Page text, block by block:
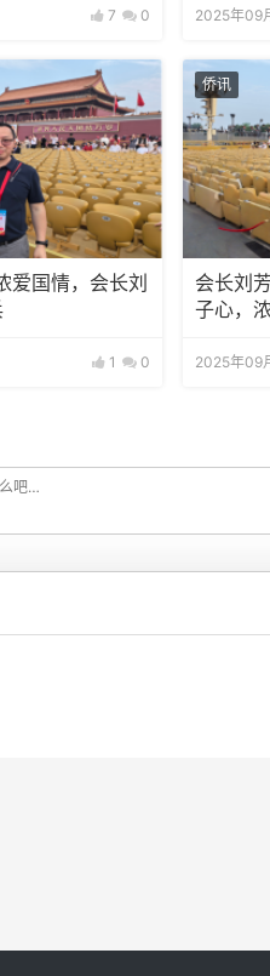
7 0 2025年09
爱国情，会长刘
1 0
侨讯
会长刘
子心，
2025年09